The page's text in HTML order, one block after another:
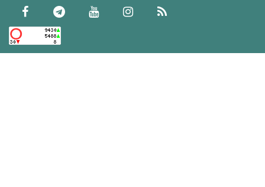
13.11.2017 178874
ГҮЛЕНШІЛЕР